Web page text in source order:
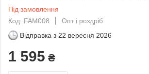
Під замовлення
Код: FAM008
Опт і роздріб
Відправка з 22 вересня 2026
1 595 ₴